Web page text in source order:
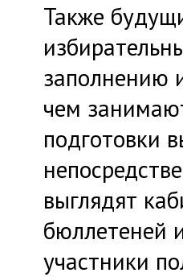
Также
заполнению
чем
подготовки
выглядят
бюллетеней
участники